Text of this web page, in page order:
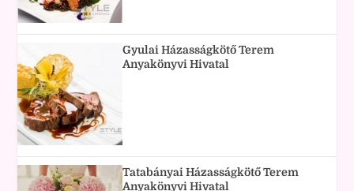
Gyulai Házasságkötő Terem
Anyakönyvi Hivatal
Tatabányai Házasságkötő Terem
Anyakönyvi Hivatal